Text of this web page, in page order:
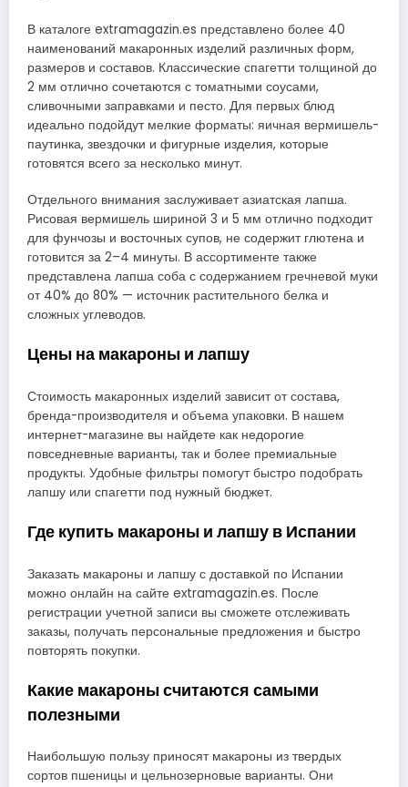
В каталоге extramagazin.es представлено более 40
наименований макаронных изделий различных форм,
размеров и составов. Классические спагетти толщиной до
2 мм отлично сочетаются с томатными соусами,
сливочными заправками и песто. Для первых блюд
идеально подойдут мелкие форматы: яичная вермишель-
паутинка, звездочки и фигурные изделия, которые
готовятся всего за несколько минут.
Отдельного внимания заслуживает азиатская лапша.
Рисовая вермишель шириной 3 и 5 мм отлично подходит
для фунчозы и восточных супов, не содержит глютена и
готовится за 2–4 минуты. В ассортименте также
представлена лапша соба с содержанием гречневой муки
от 40% до 80% — источник растительного белка и
сложных углеводов.
Цены на макароны и лапшу
Стоимость макаронных изделий зависит от состава,
бренда-производителя и объема упаковки. В нашем
интернет-магазине вы найдете как недорогие
повседневные варианты, так и более премиальные
продукты. Удобные фильтры помогут быстро подобрать
лапшу или спагетти под нужный бюджет.
Где купить макароны и лапшу в Испании
Заказать макароны и лапшу с доставкой по Испании
можно онлайн на сайте extramagazin.es. После
регистрации учетной записи вы сможете отслеживать
заказы, получать персональные предложения и быстро
повторять покупки.
Какие макароны считаются самыми
полезными
Наибольшую пользу приносят макароны из твердых
сортов пшеницы и цельнозерновые варианты. Они